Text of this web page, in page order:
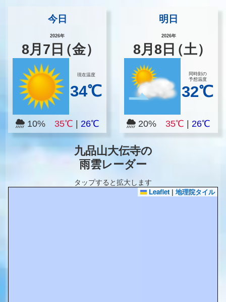
今日
2026年
8月 7 日（金）
現在温度
34℃
10% 35℃ 26℃
明日
2026年
8月8 日（土）
同時刻の
予想温度
32℃
20%35℃ |26℃
九品山大伝寺の
雨雲レーダー
タップすると拡大します
Leaflet | 地理院タイル